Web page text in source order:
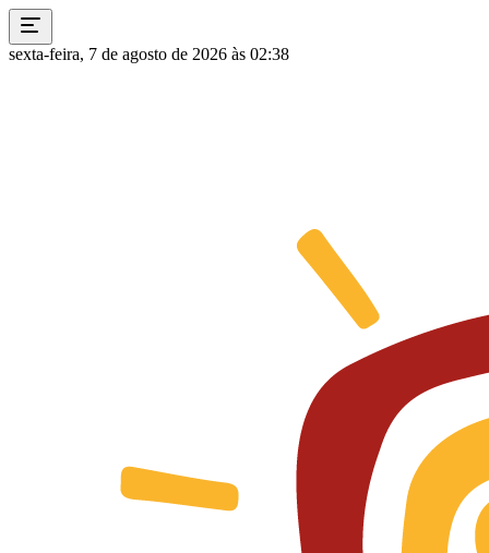
sexta-feira, 7 de agosto de 2026 às 02:38